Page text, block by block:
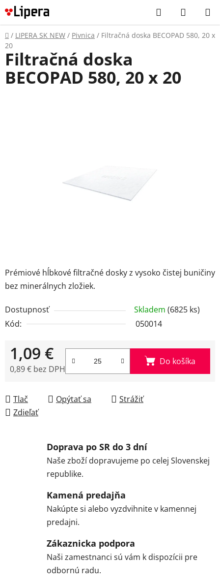
Prejsť
na
obsah
Hľadať
KOŠÍK
Domov
/ LIPERA SK NEW / Pivnica / Filtračná doska BECOPAD 580, 20 x
20
Prémiové hĺbkové filtračné dosky z vysoko čistej buničiny
bez minerálnych zložiek.
Dostupnosť Skladem (6825 ks)
Kód:
050014
1,09 €
0,89 € bez DPH
Do košíka
Tlač Opýtať sa
Strážiť
Zdieľať
Filtračná doska
BECOPAD 580, 20 x 20
Doprava po SR do 3 dní
Naše zboží dopravujeme po celej Slovenskej
republike.
Kamená predajňa
Nakúpte si alebo vyzdvihnite v kamennej
predajni.
Zákaznicka podpora
Naši zamestnanci sú vám k dispozícii pre
odbornú radu.